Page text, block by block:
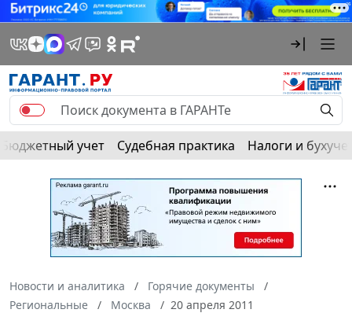
Бюджетный учет Судебная практика Налоги и
Новости и аналитика
Горячие документы
Региональные
Москва 20 апреля 2011